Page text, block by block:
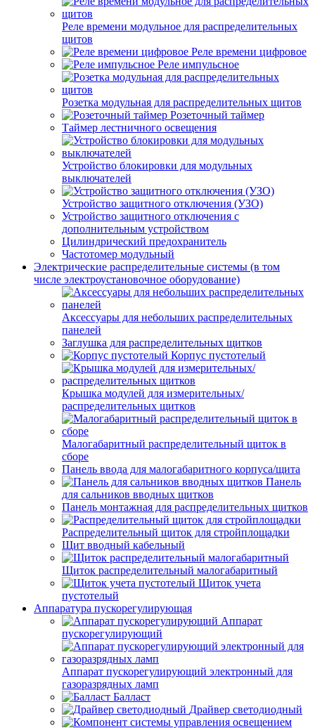
Реле времени модульное для распределительных
щитов
Реле времени цифровое
Реле импульсное
Розетка модульная для распределительных щитов
Розеточный таймер
Таймер лестничного освещения
Устройство блокировки для модульных
выключателей
Устройство защитного отключения (УЗО)
Устройство защитного отключения с
дополнительным устройством
Цилиндрический предохранитель
Частотомер модульный
Электрические распределительные системы (в том
числе электроустановочное оборудование)
Аксессуары для небольших распределительных
панелей
Заглушка для распределительных щитков
Корпус пустотелый
Крышка модулей для измерительных/
распределительных щитков
Малогабаритный распределительный щиток в
сборе
Панель ввода для малогабаритного корпуса/щита
Панель
для сальников вводных щитков
Панель монтажная для распределительных щитков
Распределительный щиток для стройплощадки
Щит вводный кабельный
Щиток распределительный малогабаритный
Щиток учета
пустотелый
Аппаратура пускорегулирующая
Аппарат
пускорегулирующий
Аппарат пускорегулирующий электронный для
газоразрядных ламп
Балласт
Драйвер светодиодный